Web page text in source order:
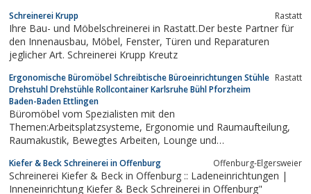
Technologien wird dabei die stetig gleichbleibende hohe Qualität
der Möbel gewährleistet....
Schreinerei Krupp Rastatt
Ihre Bau- und Möbelschreinerei in Rastatt.Der beste Partner für
den Innenausbau, Möbel, Fenster, Türen und Reparaturen
jeglicher Art. Schreinerei Krupp Kreutz
Ergonomische Büromöbel Schreibtische Büroeinrichtungen Stühle
Drehstuhl Drehstühle Rollcontainer Karlsruhe Bühl Pforzheim
Baden-Baden Ettlingen
Rastatt
Büromöbel vom Spezialisten mit den
Themen:Arbeitsplatzsysteme, Ergonomie und Raumaufteilung,
Raumakustik, Bewegtes Arbeiten, Lounge und
Drehstuhl Drehstühle Rollcontainer Loungemöbel Stapelstühle
Palmberg Vario Löffler Viasit Nowy Styl Stechert Fröscher...
Kiefer & Beck Schreinerei in Offenburg Offenburg-Elgersweier
Schreinerei Kiefer & Beck in Offenburg :: Ladeneinrichtungen |
Inneneinrichtung Kiefer & Beck Schreinerei in Offenburg"